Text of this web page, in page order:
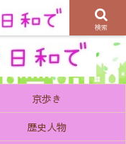
分を感じてみませんか
京歩き
歴史人物
検索